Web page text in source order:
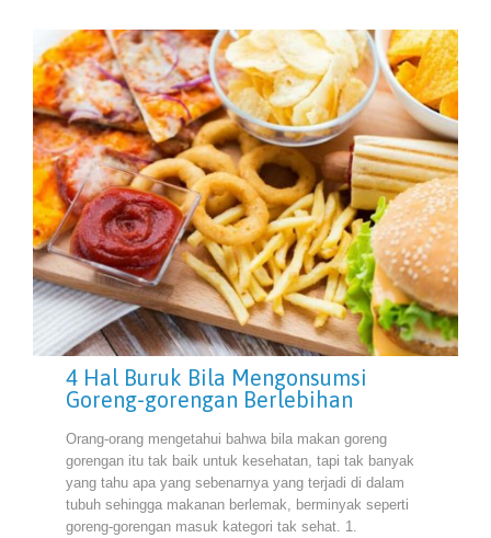
4 Hal Buruk Bila Mengonsumsi
Goreng-gorengan Berlebihan
Orang-orang mengetahui bahwa bila makan goreng
gorengan itu tak baik untuk kesehatan, tapi tak banyak
yang tahu apa yang sebenarnya yang terjadi di dalam
tubuh sehingga makanan berlemak, berminyak seperti
goreng-gorengan masuk kategori tak sehat. 1.